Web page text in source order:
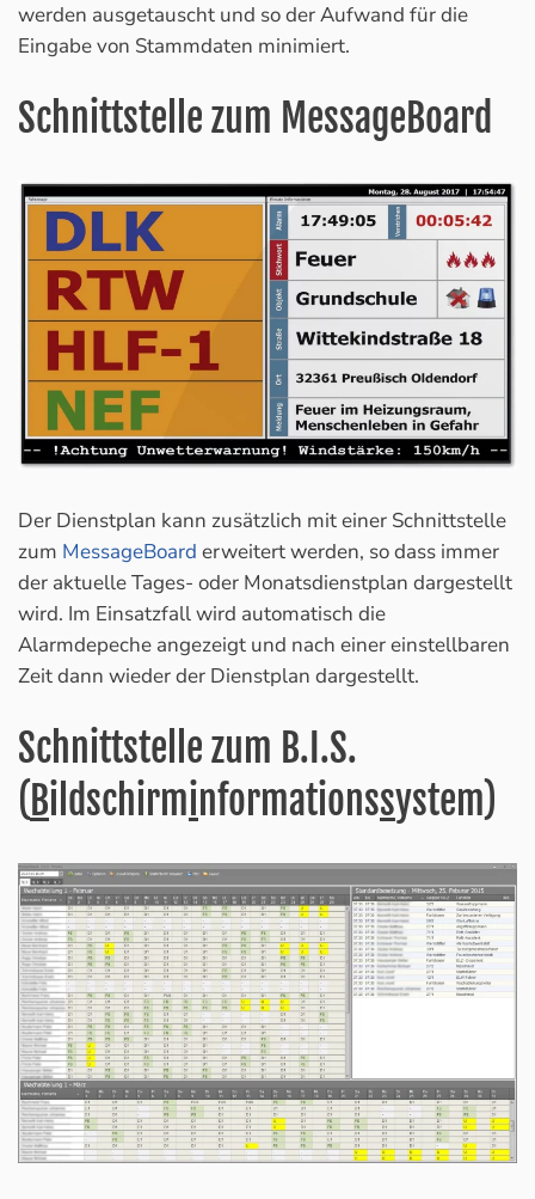
werden ausgetauscht und so der Aufwand für die
Eingabe von Stammdaten minimiert.
Schnittstelle zum MessageBoard
Der Dienstplan kann zusätzlich mit einer Schnittstelle
zum MessageBoard erweitert werden, so dass immer
der aktuelle Tages- oder Monatsdienstplan dargestellt
wird. Im Einsatzfall wird automatisch die
Alarmdepeche angezeigt und nach einer einstellbaren
Zeit dann wieder der Dienstplan dargestellt.
Schnittstelle zum B.I.S.
( Bildschirminformationssystem)